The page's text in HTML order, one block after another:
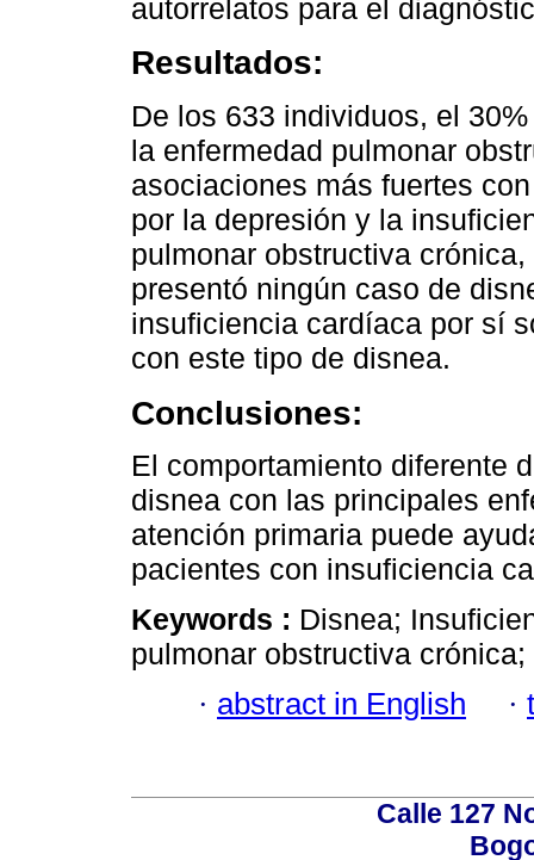
autorrelatos para el
Resultados:
De los 633 individuos, el
la enfermedad pulmonar
asociaciones más fuertes
por la depresión y la
pulmonar obstructiva
presentó ningún caso de
insuficiencia cardíaca por sí
con este tipo de disnea.
Conclusiones:
El comportamiento diferente
disnea con las principales
atención primaria puede
pacientes con insuficiencia
Keywords : Disnea;
pulmonar obstructiva
· abstract in English ·
Calle 127